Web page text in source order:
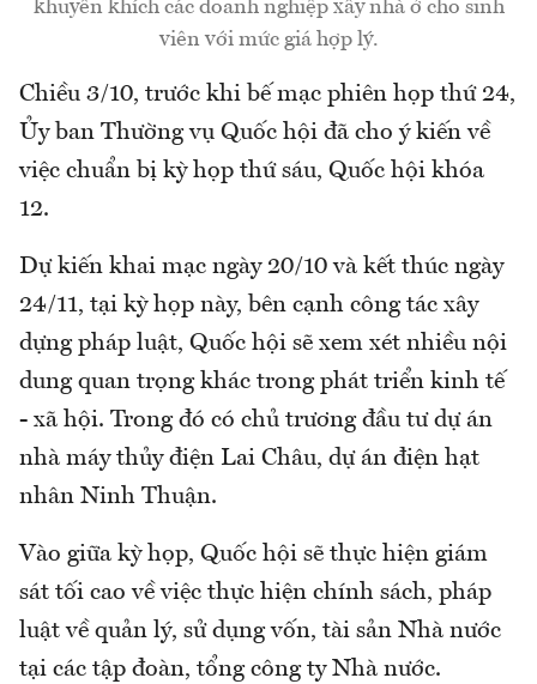
khuyến khích các doanh nghiệp xây nhà ở cho sinh
viên với mức giá hợp lý.
Chiều 3/10, trước khi bế mạc phiên họp thứ 24,
Ủy ban Thường vụ Quốc hội đã cho ý kiến về
việc chuẩn bị kỳ họp thứ sáu, Quốc hội khóa
12.
Dự kiến khai mạc ngày 20/10 và kết thúc ngày
24/11, tại kỳ họp này, bên cạnh công tác xây
dựng pháp luật, Quốc hội sẽ xem xét nhiều nội
dung quan trọng khác trong phát triển kinh tế
- xã hội. Trong đó có chủ trương đầu tư dự án
nhà máy thủy điện Lai Châu, dự án điện hạt
nhân Ninh Thuận.
Vào giữa kỳ họp, Quốc hội sẽ thực hiện giám
sát tối cao về việc thực hiện chính sách, pháp
luật về quản lý, sử dụng vốn, tài sản Nhà nước
tại các tập đoàn, tổng công ty Nhà nước.